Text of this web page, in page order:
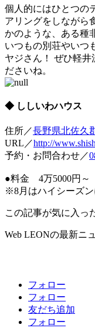
個人的にはひとつの
アリングをしながら
かのような、ある種
いつもの別荘やいつ
ヤジさん！ ぜひ軽井
ださいね。
◆ ししいわハウス
住所／長野県北佐久
URL／http://
予約・お問合わせ／
●料金 4万5000円～
※8月はハイシーズン
この記事が気に入っ
Web LEONの最新ニ
フォロー
フォロー
友だち追加
フォロー